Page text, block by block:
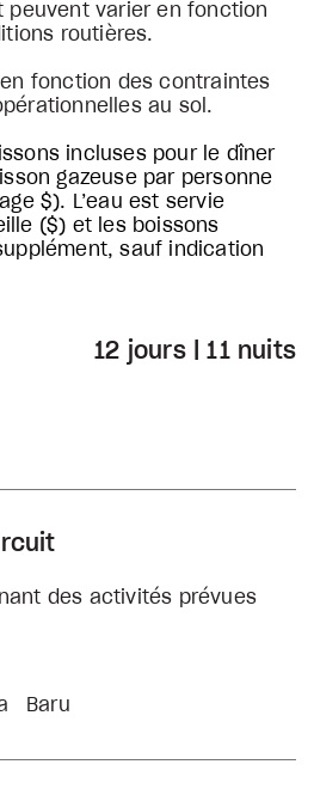
peuvent varier en fonction
routières.
en fonction des contraintes
au sol.
incluses pour le dîner
gazeuse par personne
$). L’eau est servie
($) et les boissons
sauf indication
12 jours | 11 nuits
des activités prévues
Baru